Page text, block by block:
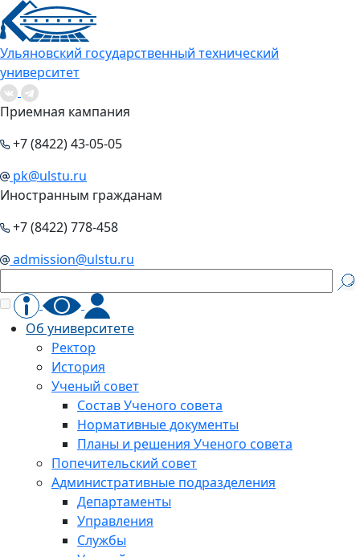
Ульяновский государственный технический
университет
Приемная кампания
+7 (8422) 43-05-05
pk@ulstu.ru
Иностранным гражданам
+7 (8422) 778-458
admission@ulstu.ru
Об университете
Ректор
История
Ученый совет
Состав Ученого совета
Нормативные документы
Планы и решения Ученого совета
Попечительский совет
Административные подразделения
Департаменты
Управления
Службы